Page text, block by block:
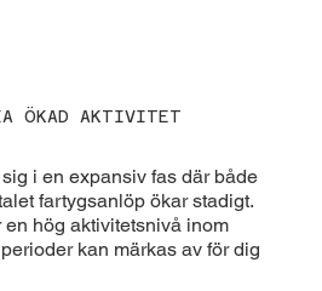
ÖKAD AKTIVITET
i en expansiv fas där både
fartygsanlöp ökar stadigt.
hög aktivitetsnivå inom
kan märkas av för dig